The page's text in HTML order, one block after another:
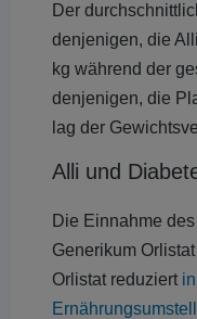
Der
denjenigen, die
kg während der
denjenigen, die
lag der
Alli und
Die Einnahme
Generikum
Orlistat reduziert